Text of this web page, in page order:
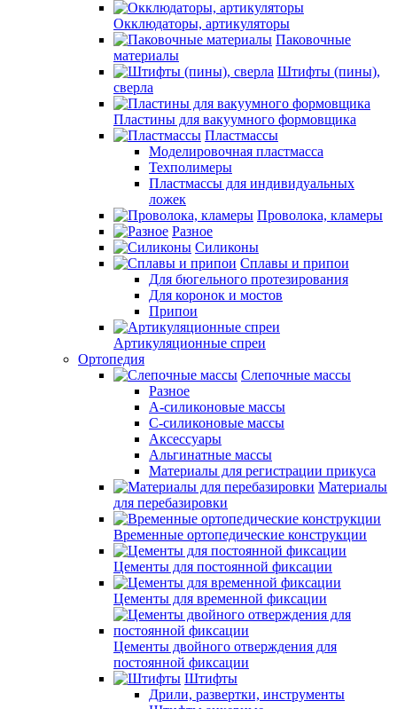
Окклюдаторы, артикуляторы
Паковочные
материалы
Штифты (пины),
сверла
Пластины для вакуумного формовщика
Пластмассы
Моделировочная пластмасса
Техполимеры
Пластмассы для индивидуальных
ложек
Проволока, кламеры
Разное
Силиконы
Сплавы и припои
Для бюгельного протезирования
Для коронок и мостов
Припои
Артикуляционные спреи
Ортопедия
Слепочные массы
Разное
А-силиконовые массы
С-силиконовые массы
Аксессуары
Альгинатные массы
Материалы для регистрации прикуса
Материалы
для перебазировки
Временные ортопедические конструкции
Цементы для постоянной фиксации
Цементы для временной фиксации
Цементы двойного отверждения для
постоянной фиксации
Штифты
Дрили, развертки, инструменты